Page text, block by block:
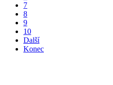
7
8
9
10
Další
Konec